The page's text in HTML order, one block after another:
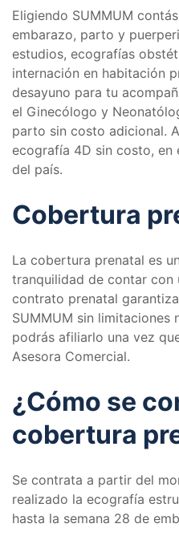
Eligiendo SUMMUM
embarazo, parto y
estudios, ecografías
internación en habitación
desayuno para tu
el Ginecólogo y
parto sin costo adicional.
ecografía 4D sin costo,
del país.
Cobertura
La cobertura prenatal es
tranquilidad de contar con
contrato prenatal
SUMMUM sin limitaciones
podrás afiliarlo una vez
Asesora Comercial.
¿Cómo se
cobertura
Se contrata a partir del
realizado la ecografía
hasta la semana 28 de